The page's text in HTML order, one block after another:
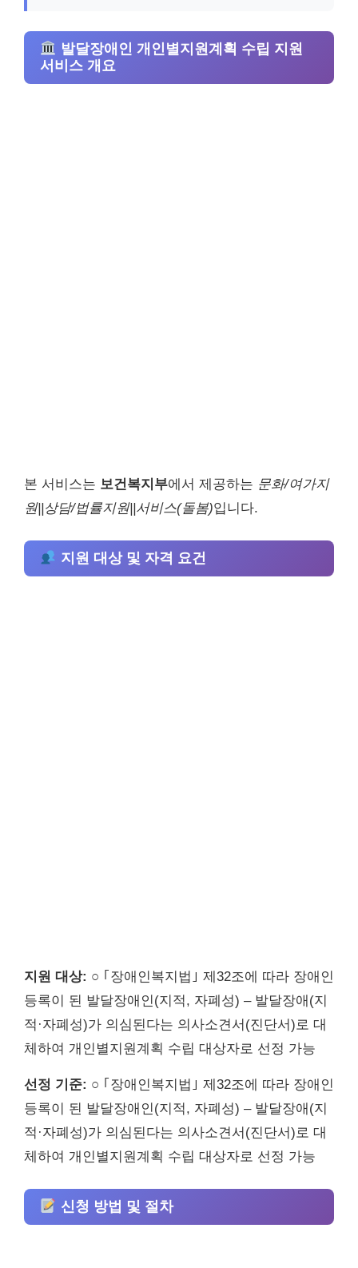
발달장애인 개인별지원계획 수립 지원
서비스 개요
본 서비스는 보건복지부에서 제공하는 문화/여가지
원||상담/법률지원||서비스(돌봄)입니다.
지원 대상 및 자격 요건
지원 대상: ○ ｢장애인복지법｣ 제32조에 따라 장애인
등록이 된 발달장애인(지적, 자폐성) – 발달장애(지
적·자폐성)가 의심된다는 의사소견서(진단서)로 대
체하여 개인별지원계획 수립 대상자로 선정 가능
선정 기준: ○ ｢장애인복지법｣ 제32조에 따라 장애인
등록이 된 발달장애인(지적, 자폐성) – 발달장애(지
적·자폐성)가 의심된다는 의사소견서(진단서)로 대
체하여 개인별지원계획 수립 대상자로 선정 가능
신청 방법 및 절차